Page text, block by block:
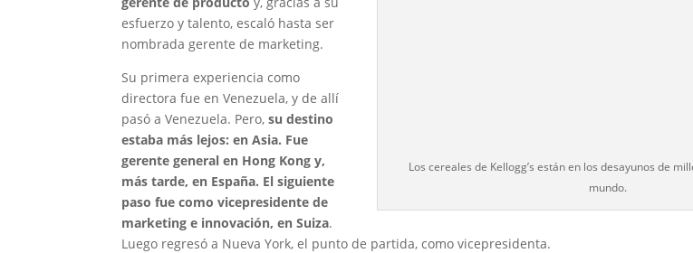
Los cereales de Kellogg’s están en los desayunos de
mundo.
esfuerzo y talento, escaló hasta ser
nombrada gerente de marketing.
Su primera experiencia como
directora fue en Venezuela, y de allí
pasó a Venezuela. Pero,su destino
estaba más lejos: en Asia. Fue
gerente general en Hong Kong y,
más tarde, en España. El siguiente
paso fue como vicepresidente de
marketing e innovación, en Suiza.
Luego regresó a Nueva York, el punto de partida, como vicepresidenta.